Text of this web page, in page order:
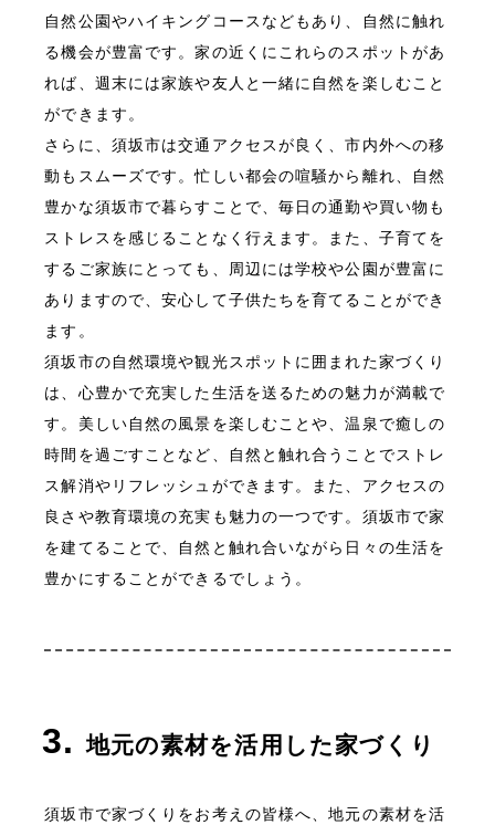
自然公園やハイキングコースなどもあり、自然に触れ
る機会が豊富です。家の近くにこれらのスポットがあ
れば、週末には家族や友人と一緒に自然を楽しむこと
ができます。
さらに、須坂市は交通アクセスが良く、市内外への移
動もスムーズです。忙しい都会の喧騒から離れ、自然
豊かな須坂市で暮らすことで、毎日の通勤や買い物も
ストレスを感じることなく行えます。また、子育てを
するご家族にとっても、周辺には学校や公園が豊富に
ありますので、安心して子供たちを育てることができ
ます。
須坂市の自然環境や観光スポットに囲まれた家づくり
は、心豊かで充実した生活を送るための魅力が満載で
す。美しい自然の風景を楽しむことや、温泉で癒しの
時間を過ごすことなど、自然と触れ合うことでストレ
ス解消やリフレッシュができます。また、アクセスの
良さや教育環境の充実も魅力の一つです。須坂市で家
を建てることで、自然と触れ合いながら日々の生活を
豊かにすることができるでしょう。
地元の素材を活用した家づくり
須坂市で家づくりをお考えの皆様へ、地元の素材を活